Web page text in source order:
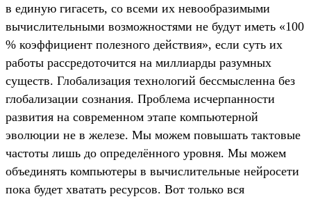
в единую гигасеть, со всеми их невообразимыми
вычислительными возможностями не будут иметь «100
% коэффициент полезного действия», если суть их
работы рассредоточится на миллиарды разумных
существ. Глобализация технологий бессмысленна без
глобализации сознания. Проблема исчерпанности
развития на современном этапе компьютерной
эволюции не в железе. Мы можем повышать тактовые
частоты лишь до определённого уровня. Мы можем
объединять компьютеры в вычислительные нейросети
пока будет хватать ресурсов. Вот только вся